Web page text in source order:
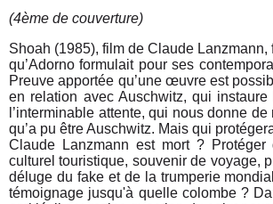
(4ème de couverture)
Shoah (1985), film de Claude
qu’Adorno formulait pour ses
Preuve apportée qu’une œuvre est
en relation avec Auschwitz, qui
l’interminable attente, qui nous donne
qu’a pu être Auschwitz. Mais qui
Claude Lanzmann est mort ?
culturel touristique, souvenir de voyage,
déluge du fake et de la trumperie
témoignage jusqu'à quelle colombe ?